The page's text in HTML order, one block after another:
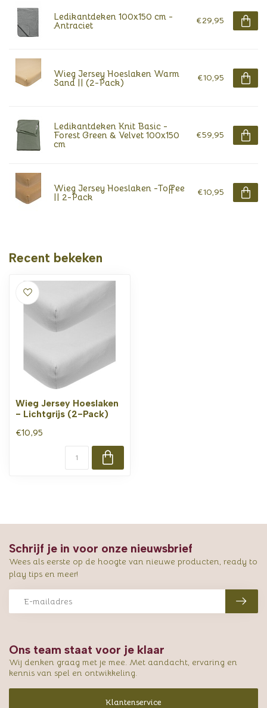
Ledikantdeken 100x150 cm -
Antraciet €29,95
Wieg Jersey Hoeslaken Warm
Sand || (2-Pack) €10,95
Ledikantdeken Knit Basic -
Forest Green & Velvet 100x150
cm
€59,95
Wieg Jersey Hoeslaken -Toffee
|| 2-Pack €10,95
Recent bekeken
Wieg Jersey Hoeslaken
- Lichtgrijs (2-Pack)
€10,95
Ons team staat voor je klaar
Wij denken graag met je mee. Met aandacht, ervaring en
kennis van spel en ontwikkeling.
Klantenservice
Schrijf je in voor onze nieuwsbrief
Wees als eerste op de hoogte van nieuwe producten, ready to
play tips en meer!